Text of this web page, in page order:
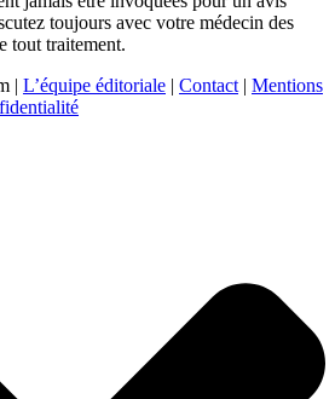
toujours avec votre médecin des
tout traitement.
| L’équipe éditoriale | Contact | Mentions